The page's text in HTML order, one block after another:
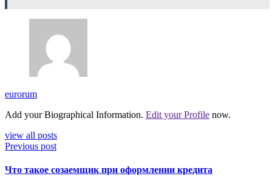
eurorum
Add your Biographical Information. Edit your Profile now.
view all posts
Previous post
Что такое созаемщик при оформлении кредита